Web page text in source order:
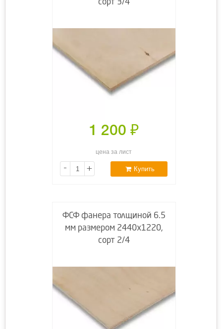
сорт 3/4
1 200 ₽
цена за лист
- + Купить
ФСФ фанера толщиной 6.5
мм размером 2440х1220,
сорт 2/4